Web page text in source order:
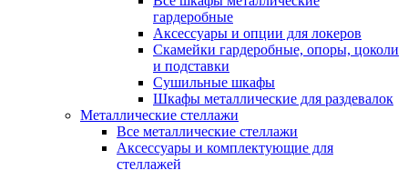
гардеробные
Аксессуары и опции для локеров
Скамейки гардеробные, опоры, цоколи
и подставки
Сушильные шкафы
Шкафы металлические для раздевалок
Металлические стеллажи
Все металлические стеллажи
Аксессуары и комплектующие для
стеллажей